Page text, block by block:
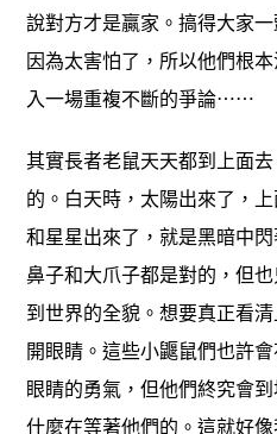
說對方才是贏家。搞得大家
因為太害怕了，所以他們根
入一場重複不斷的爭論⋯⋯
其實長者老鼠天天都到上面
的。白天時，太陽出來了，
和星星出來了，就是黑暗中
鼻子和大爪子都是對的，但
到世界的全貌。想要真正看
開眼睛。這些小鼴鼠們也許
眼睛的勇氣，但他們終究會
什麼在等著他們的。這就好